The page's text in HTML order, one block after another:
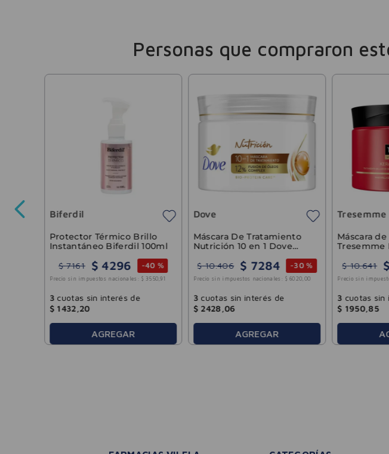
Personas que compraron
Biferdil
Protector Térmico Brillo
Instantáneo Biferdil 100ml
$ 7161 $ 4296 -40 %
Precio sin impuestos nacionales: $ 3550 ,91
3 cuotas sin interés de
$ 1432 20
AGREGAR
Dove
Máscara De Tratamiento
Nutrición 10 en 1 Dove
$ 10.406 $ 7284 -30 %
Precio sin impuestos nacionales: $ 6020 00
3 cuotas sin interés de
$ 2428 ,06
AGREGAR
Tresemme
Máscara
Tresemme
$ 10.641 $
Precio sin
3 cuotas sin
$ 1950,85